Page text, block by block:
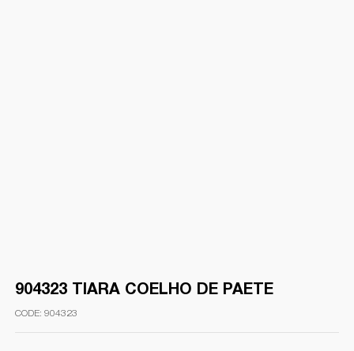
904323 TIARA COELHO DE PAETE
904323